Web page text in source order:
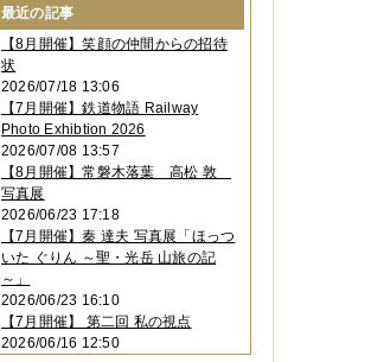
2024年04月
2024年03月（3件）
2024年02月（2件）
2023年12月
2023年11月 （4件）
2023年10月（3件）
2023年09月（4件）
2023年08月 （1件）
2023年06月（3件）
2023年05月
2023年04月 （2件）
2023年03月（5件）
2023年02月（3件）
2023年01月
2022年12月 （3件）
2022年11月（2件）
2022年10月（4件）
最近の記事
【8月開催】笑顔の仲間からの招待
状
2026/07/18 13:06
【7月開催】鉄道物語 Railway
Photo Exhibtion 2026
2026/07/08 13:57
【8月開催】常磐木落葉 高松 敦
写真展
2026/06/23 17:18
【7月開催】秦 達夫 写真展「ほっつ
いた ぐりん ～聖・光岳 山旅の記
～」
2026/06/23 16:10
【7月開催】 第二回 私の視点
2026/06/16 12:50